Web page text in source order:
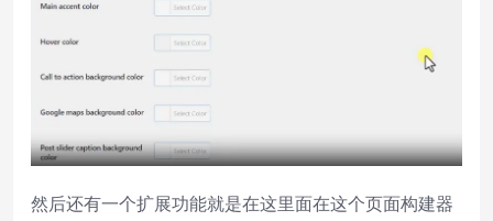
然后还有一个扩展功能就是在这里面在这个页面构建器